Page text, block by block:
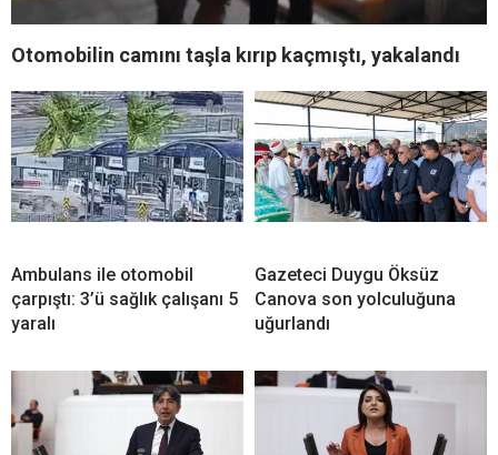
Otomobilin camını taşla kırıp kaçmıştı, yakalandı
Ambulans ile otomobil
çarpıştı: 3’ü sağlık çalışanı 5
yaralı
Gazeteci Duygu Öksüz
Canova son yolculuğuna
uğurlandı